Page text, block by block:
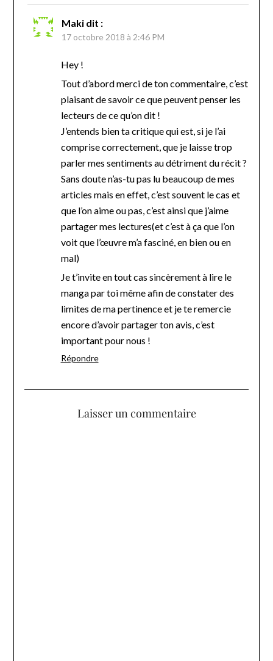
Maki dit :
17 octobre 2018 à 2:46 PM
Hey !
Tout d’abord merci de ton commentaire, c’est
plaisant de savoir ce que peuvent penser les
lecteurs de ce qu’on dit !
J’entends bien ta critique qui est, si je l’ai
comprise correctement, que je laisse trop
parler mes sentiments au détriment du récit ?
Sans doute n’as-tu pas lu beaucoup de mes
articles mais en effet, c’est souvent le cas et
que l’on aime ou pas, c’est ainsi que j’aime
partager mes lectures(et c’est à ça que l’on
voit que l’œuvre m’a fasciné, en bien ou en
mal)
Je t’invite en tout cas sincèrement à lire le
manga par toi même afin de constater des
limites de ma pertinence et je te remercie
encore d’avoir partager ton avis, c’est
important pour nous !
Répondre
Laisser un commentaire